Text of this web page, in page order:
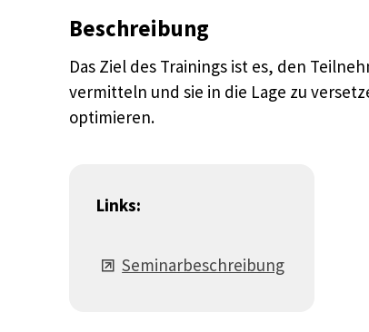
Beschreibung
Das Ziel des Trainings ist es, den
vermitteln und sie in die Lage zu
optimieren.
Links:
Seminarbeschreibung